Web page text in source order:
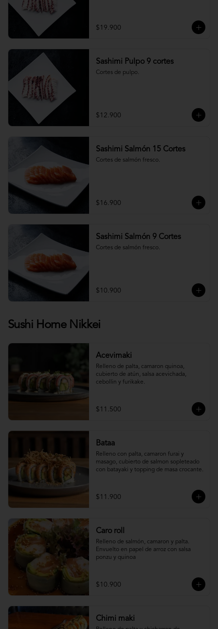
$19.900
Sashimi Pulpo 9 cortes
Cortes de pulpo.
$12.900
Sashimi Salmón 15 Cortes
Cortes de salmón fresco.
$16.900
Sashimi Salmón 9 Cortes
Cortes de salmón fresco.
$10.900
Sushi Home Nikkei
Acevimaki
Relleno de palta, camaron quinoa,
cubierto de atún, salsa acevichada,
cebollin y furikake.
$11.500
Bataa
Relleno con palta, camaron furai y
masago, cubierto de salmon sopleteado
con batayaki y topping de masa crocante.
$11.900
Caro roll
Relleno de salmón, camaron y palta.
Envuelto en papel de arroz con salsa
ponzu y quinoa
$10.900
Chimi maki